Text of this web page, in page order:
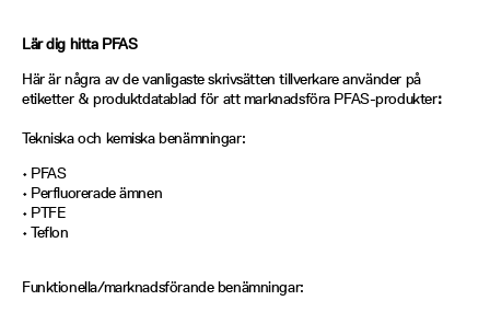
Lär dig hitta PFAS
Här är några av de vanligaste skrivsätten tillverkare använder på
etiketter & produktdatablad för att marknadsföra PFAS-produkter:
Tekniska och kemiska benämningar:
• PFAS
• Perfluorerade ämnen
• PTFE
• Teflon
Funktionella/marknadsförande benämningar: